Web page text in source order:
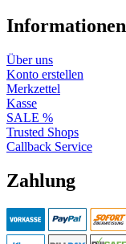
Informationen
Über uns
Konto erstellen
Merkzettel
Kasse
SALE %
Trusted Shops
Callback Service
Zahlung